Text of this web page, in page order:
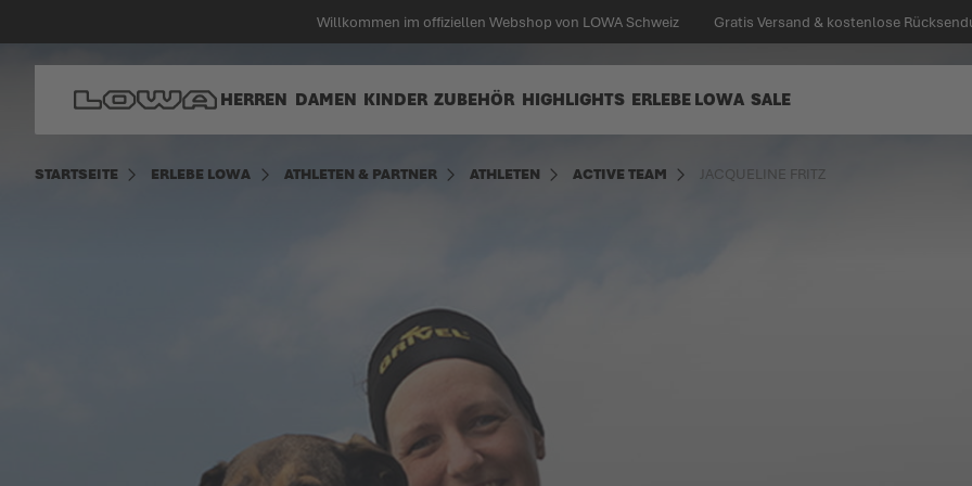
Willkommen im offiziellen Webshop von LOWA Schweiz Gratis Versand & kostenlose
HERREN DAMEN KINDER ZUBEHÖR HIGHLIGHTS ERLEBE LOWA SALE
STARTSEITE ERLEBE LOWA ATHLETEN & PARTNER ATHLETEN ACTIVE TEAM JACQUELINE FRITZ